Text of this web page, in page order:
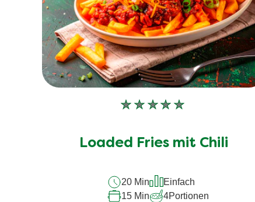
Keine
für
recipe
abgegeben
Loaded Fries mit Chili
20 Min
Einfach
15 Min
4Portionen